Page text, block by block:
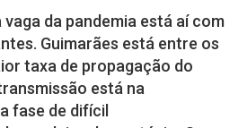
da pandemia está aí com
Guimarães está entre os
taxa de propagação do
está na
fase de difícil